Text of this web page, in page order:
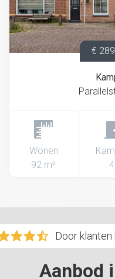
€
Wonen
92 m²
4
Door
Aanbod